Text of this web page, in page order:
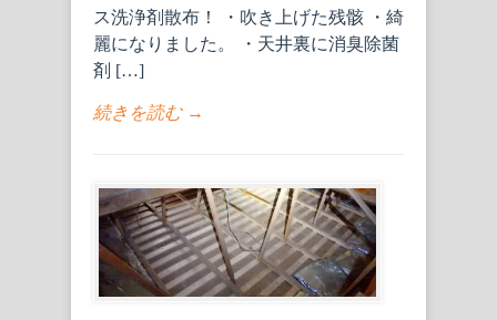
ス洗浄剤散布！ ・吹き上げた残骸 ・綺
麗になりました。 ・天井裏に消臭除菌
剤 […]
続きを読む →